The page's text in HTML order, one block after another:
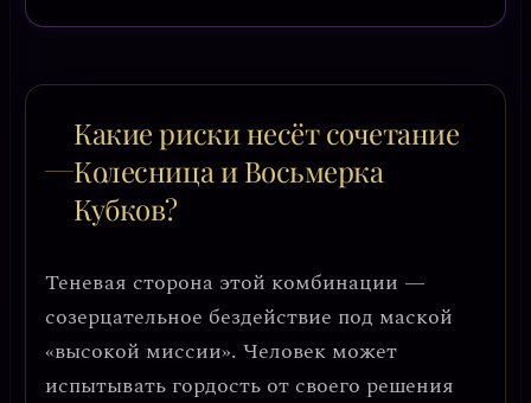
Какие риски несёт сочетание
Колесница и Восьмерка
Кубков?
Теневая сторона этой комбинации —
созерцательное бездействие под маской
«высокой миссии». Человек может
испытывать гордость от своего решения